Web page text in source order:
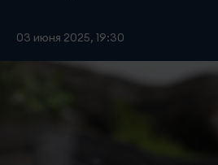
03 июня 2025, 19:30